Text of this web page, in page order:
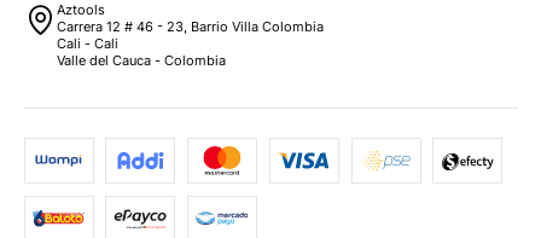
Aztools
Carrera 12 # 46 - 23, Barrio Villa Colombia
Cali - Cali
Valle del Cauca - Colombia